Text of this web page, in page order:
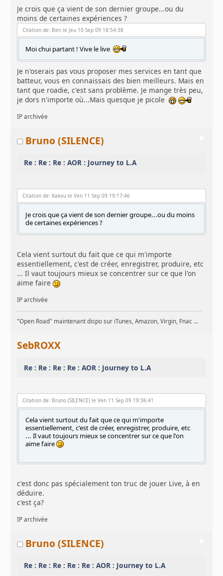
Je crois que ça vient de son dernier groupe...ou du
moins de certaines expériences ?
Citation de: Ben le Jeu 10 Sep 09 18:54:38
Moi chui partant ! Vive le live
Je n'oserais pas vous proposer mes services en tant que
batteur, vous en connaissais des bien meilleurs. Mais en
tant que roadie, c'est sans problème. Je mange très peu,
je dors n'importe où...Mais quesque je picole
IP archivée
Bruno (SILENCE)
Re : Re : Re : AOR : Journey to L.A
Citation de: Kakou le Ven 11 Sep 09 19:17:46
Je crois que ça vient de son dernier groupe...ou du moins
de certaines expériences ?
Cela vient surtout du fait que ce qui m'importe
essentiellement, c'est de créer, enregistrer, produire, etc
... Il vaut toujours mieux se concentrer sur ce que l'on
aime faire
IP archivée
"Open Road" maintenant dispo sur iTunes, Amazon, Virgin, Fnac ...
SebROXX
Re : Re : Re : Re : AOR : Journey to L.A
Citation de: Bruno (SILENCE) le Ven 11 Sep 09 19:36:41
Cela vient surtout du fait que ce qui m'importe
essentiellement, c'est de créer, enregistrer, produire, etc
... Il vaut toujours mieux se concentrer sur ce que l'on
aime faire
c'est donc pas spécialement ton truc de jouer Live, à en
déduire.
c'est ça?
IP archivée
Bruno (SILENCE)
Re : Re : Re : Re : Re : AOR : Journey to L.A